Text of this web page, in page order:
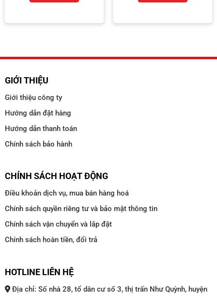
GIỚI THIỆU
Giới thiệu công ty
Hướng dẫn đặt hàng
Hướng dẫn thanh toán
Chính sách bảo hành
CHÍNH SÁCH HOẠT ĐỘNG
Điều khoản dịch vụ, mua bán hàng hoá
Chính sách quyền riêng tư và bảo mật thông tin
Chính sách vận chuyển và lắp đặt
Chính sách hoàn tiền, đổi trả
HOTLINE LIÊN HỆ
Địa chỉ: Số nhà 28, tổ dân cư số 3, thị trấn Như Quỳnh, huyện